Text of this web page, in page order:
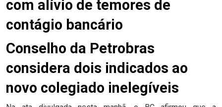
com alívio de temores de
contágio bancário
Conselho da Petrobras
considera dois indicados ao
novo colegiado inelegíveis